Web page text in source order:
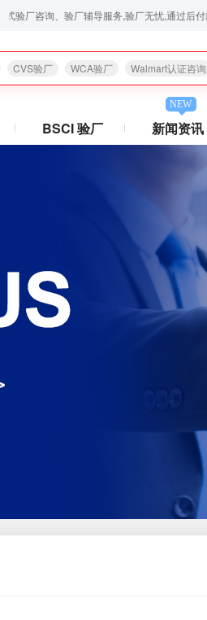
、验厂辅导服务,验厂无忧,通过后付款,让你
CVS验厂 WCA验厂 Walmart认证咨询
BSCI 验厂
NEW
新闻资讯